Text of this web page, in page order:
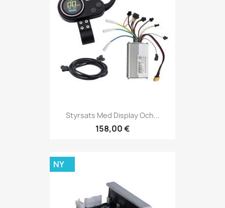
Styrsats Med Display Och...
158,00 €
NY